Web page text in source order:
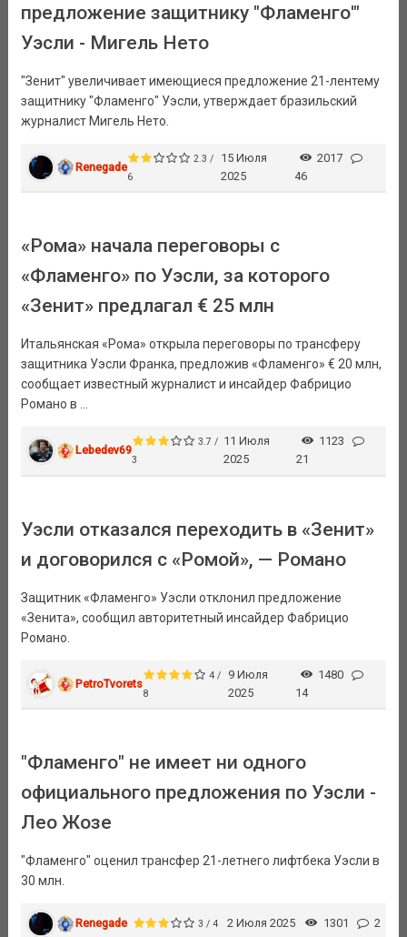
предложение защитнику "Фламенго'"
Уэсли - Мигель Нето
"Зенит" увеличивает имеющиеся предложение 21-лентему
защитнику "Фламенго" Уэсли, утверждает бразильский
журналист Мигель Нето.
Renegade
2.3 /
6
15 Июля
2025
2017
46
«Рома» начала переговоры с
«Фламенго» по Уэсли, за которого
«Зенит» предлагал € 25 млн
Итальянская «Рома» открыла переговоры по трансферу
защитника Уэсли Франка, предложив «Фламенго» € 20 млн,
сообщает известный журналист и инсайдер Фабрицио
Романо в ...
Lebedev69
3.7 /
3
11 Июля
2025
1123
21
Уэсли отказался переходить в «Зенит»
и договорился с «Ромой», — Романо
Защитник «Фламенго» Уэсли отклонил предложение
«Зенита», сообщил авторитетный инсайдер Фабрицио
Романо.
PetroTvorets
4 /
8
9 Июля
2025
1480
14
"Фламенго" не имеет ни одного
официального предложения по Уэсли -
Лео Жозе
"Фламенго" оценил трансфер 21-летнего лифтбека Уэсли в
30 млн.
Renegade 3 / 4 2 Июля 2025 1301 2